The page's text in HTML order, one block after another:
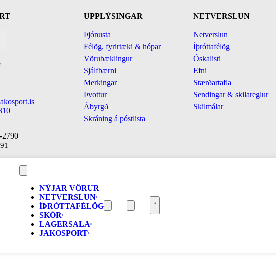
2790
UPPLÝSINGAR
Þjónusta
Félög, fyrirtæki & hópar
Vörubæklingur
Sjálfbærni
Merkingar
Þvottur
Ábyrgð
Skráning á póstlista
NETVERSLUN
Netverslun
Íþróttafélög
Óskalisti
Efni
Stærðartafla
Sendingar & skilareglur
Skilmálar
NÝJAR VÖRUR
NETVERSLUN
ÍÞRÓTTAFÉLÖG
SKÓR
LAGERSALA
JAKOSPORT